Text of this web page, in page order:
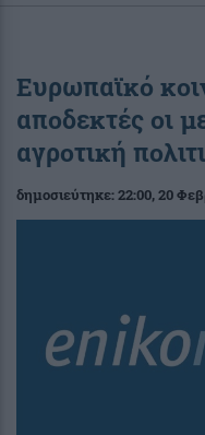
Ευρωπαϊκό
αποδεκτές οι
αγροτική
δημοσιεύτηκε:22:00, 20